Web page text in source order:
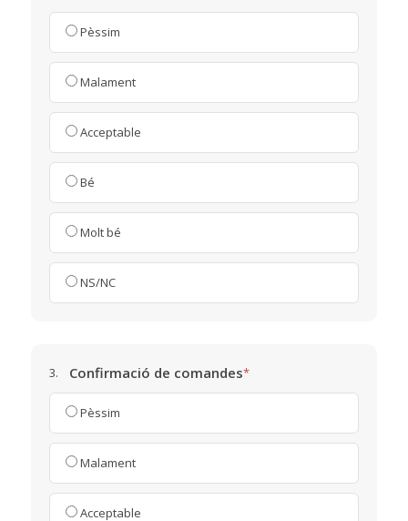
Pèssim
Malament
Acceptable
Bé
Molt bé
NS/NC
3. Confirmació de comandes*
Pèssim
Malament
Acceptable